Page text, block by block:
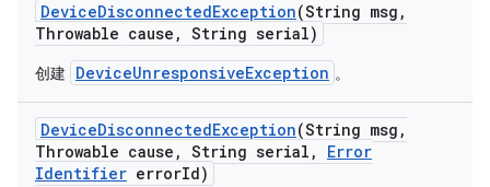
DeviceDisconnectedException(String msg ,
Throwable cause , String serial)
创建 DeviceUnresponsiveException 。
DeviceDisconnectedException(String msg ,
Throwable cause , String serial ,
Error
Identifier errorId)